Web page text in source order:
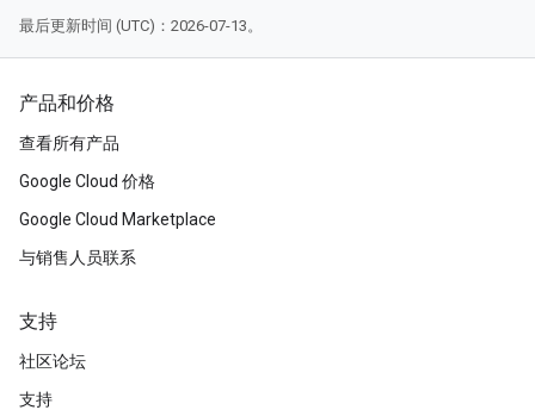
最后更新时间 (UTC)：2026-07-13。
产品和价格
查看所有产品
Google Cloud 价格
Google Cloud Marketplace
与销售人员联系
支持
社区论坛
支持